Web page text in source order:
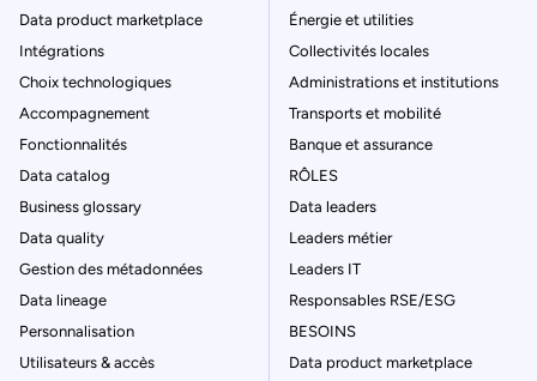
Data product marketplace
Intégrations
Choix technologiques
Accompagnement
Fonctionnalités
Data catalog
Business glossary
Data quality
Gestion des métadonnées
Data lineage
Personnalisation
Utilisateurs & accès
Énergie et utilities
Collectivités locales
Administrations et institutions
Transports et mobilité
Banque et assurance
RÔLES
Data leaders
Leaders métier
Leaders IT
Responsables RSE/ESG
BESOINS
Data product marketplace